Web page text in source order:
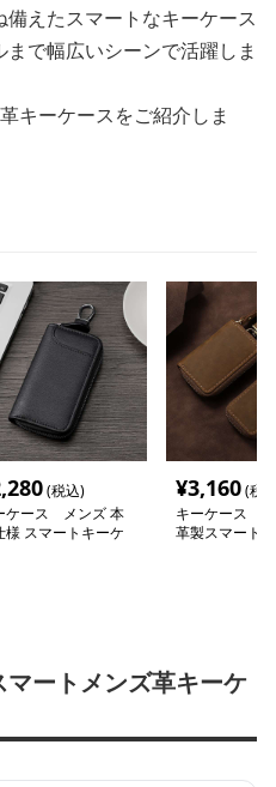
えたスマートなキーケース
で幅広いシーンで活躍しま
キーケースをご紹介しま
(税込)
ケース メンズ 本
様 スマートキーケ
¥3,160(税
キーケース
革製スマート
ートメンズ革キーケ